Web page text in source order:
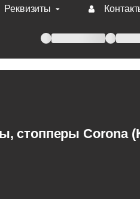
Реквизиты
стопперы Corona